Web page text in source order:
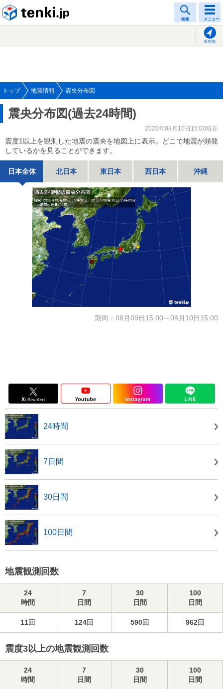
検索 メニュー
現在地
トップ 地震情報 震央分布図
震央分布図(過去24時間)
2026年08月10日15:00現在
震度1以上を観測した地震の震央を地図上に表示。どこで地震が頻発
しているかを見ることができます。
日本全体 北日本 東日本 西日本 沖縄
期間：08月09日15:00～08月10日15:00
24時間
7日間
30日間
100日間
地震観測回数
24
時間
7
日間
30
日間
100
日間
11回 124回 590回 962回
震度3以上の地震観測回数
24
時間
7
日間
30
日間
100
日間